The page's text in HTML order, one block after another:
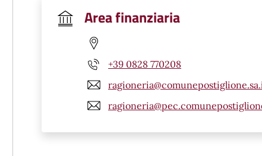
Area finanziaria
+39 0828 770208